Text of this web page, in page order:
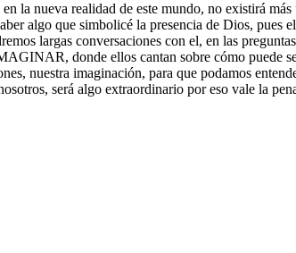
la nueva realidad de este mundo, no existirá
algo que simbolicé la presencia de Dios, pues
largas conversaciones con el, en las
donde ellos cantan sobre cómo puede
nuestra imaginación, para que podamos
será algo extraordinario por eso vale la